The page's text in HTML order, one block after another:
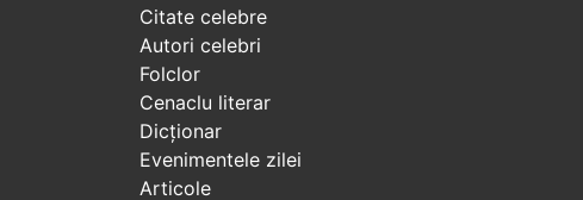
Citate celebre
Autori celebri
Folclor
Cenaclu literar
Dicționar
Evenimentele zilei
Articole